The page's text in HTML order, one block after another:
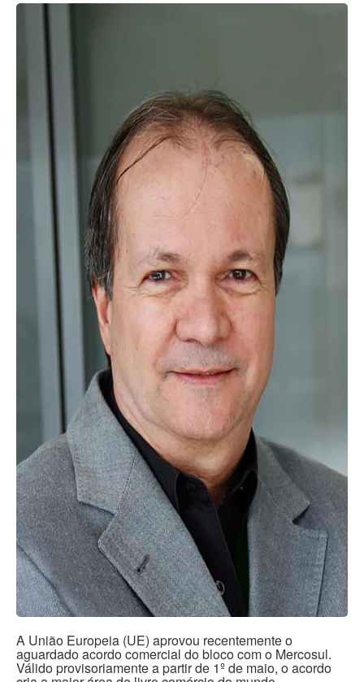
A União Europeia (UE) aprovou recentemente o
aguardado acordo comercial do bloco com o Mercosul.
Válido provisoriamente a partir de 1º de maio, o acordo